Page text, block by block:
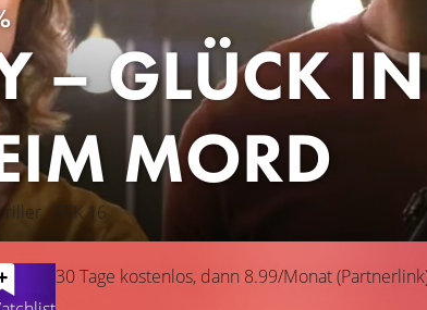
– GLÜCK
MORD
· FSK 16
30 Tage kostenlos, dann 8.99/Monat